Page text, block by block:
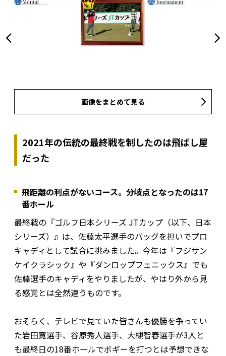
画像をまとめて見る
2021年の伝統の最終戦を制したのは飛ばし屋
だった
飛距離の利点がないコース。分岐点となったのは17
番ホール
最終戦の『ゴルフ日本シリーズ JTカップ（以下、日本
シリーズ）』は、佐藤太平選手のバッグを担いでプロ
キャディとして試合に挑みました。今年は『フジサン
ケイクラシック』や『ダンロップフェニックス』でも
佐藤選手のキャディをやりましたが、やはり外から見
る感覚とは全然違うものです。
おそらく、テレビで見ていた皆さんも優勝を争ってい
た岩田寛選手、谷原秀人選手、大槻智春選手が3人と
も最終日の18番ホールでボギーを打つとは予想できな